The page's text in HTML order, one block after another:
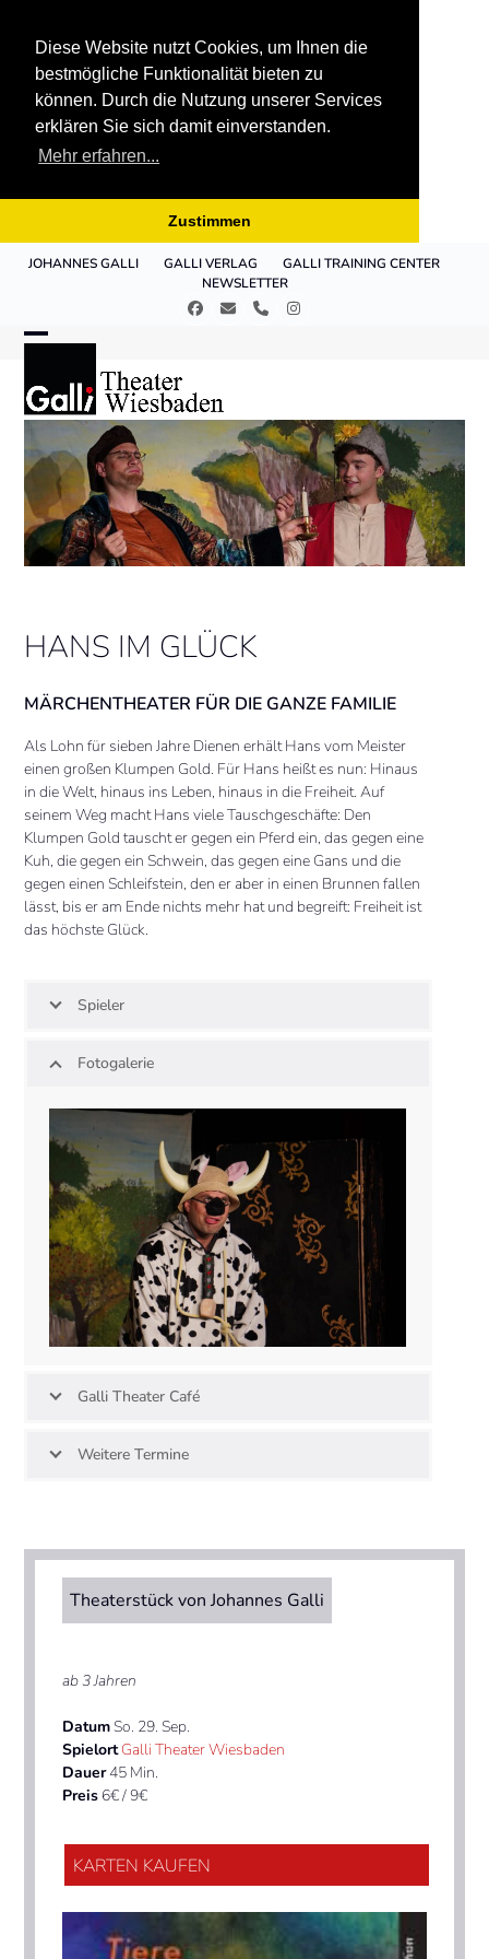
Diese Website nutzt Cookies, um Ihnen die
bestmögliche Funktionalität bieten zu
können. Durch die Nutzung unserer Services
erklären Sie sich damit einverstanden.
Mehr erfahren...
Zustimmen
JOHANNES GALLI GALLI VERLAG
GALLI TRAINING CENTER
NEWSLETTER
Facebook
E- TelefonInstagram
mobile
menu
mobile
menu
HANS IM GLÜCK
MÄRCHENTHEATER FÜR DIE GANZE FAMILIE
Als Lohn für sieben Jahre Dienen erhält Hans vom Meister
einen großen Klumpen Gold. Für Hans heißt es nun: Hinaus
in die Welt, hinaus ins Leben, hinaus in die Freiheit. Auf
seinem Weg macht Hans viele Tauschgeschäfte: Den
Klumpen Gold tauscht er gegen ein Pferd ein, das gegen eine
Kuh, die gegen ein Schwein, das gegen eine Gans und die
gegen einen Schleifstein, den er aber in einen Brunnen fallen
lässt, bis er am Ende nichts mehr hat und begreift: Freiheit ist
das höchste Glück.
Spieler
Fotogalerie
Galli Theater Café
Weitere Termine
Theaterstück von Johannes Galli
ab 3 Jahren
DatumSo. 29. Sep.
SpielortGalli Theater Wiesbaden
Dauer45 Min.
Preis 6€ / 9€
KARTEN KAUFEN